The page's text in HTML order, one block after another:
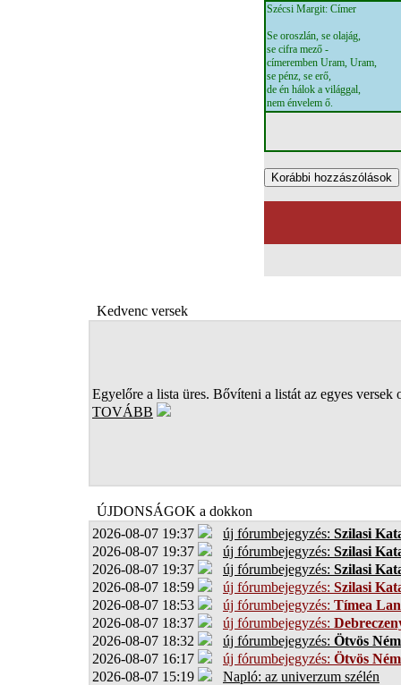
Szécsi Margit: Címer
Se oroszlán, se olajág,
se cifra mező -
címeremben Uram, Uram,
se pénz, se erő,
de én hálok a világgal,
nem énvelem ő.
Kedvenc versek
Egyelőre a lista üres. Bővíteni a listát az egyes versek
TOVÁBB
ÚJDONSÁGOK a dokkon
2026-08-07 19:37
új fórumbejegyzés: Szilasi
2026-08-07 19:37
új fórumbejegyzés: Szilasi
2026-08-07 19:37
új fórumbejegyzés: Szilasi
2026-08-07 18:59
új fórumbejegyzés: Szilasi
2026-08-07 18:53
új fórumbejegyzés: Tímea
2026-08-07 18:37
új fórumbejegyzés:
2026-08-07 18:32
új fórumbejegyzés: Ötvös
2026-08-07 16:17
új fórumbejegyzés: Ötvös
2026-08-07 15:19
Napló: az univerzum szélén